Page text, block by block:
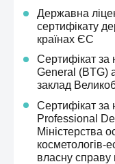
Державна
сертифікату
країнах ЄС
Сертифікат
General (BTG)
заклад
Сертифікат
Professional
Міністерства
косметологів-
власну справу